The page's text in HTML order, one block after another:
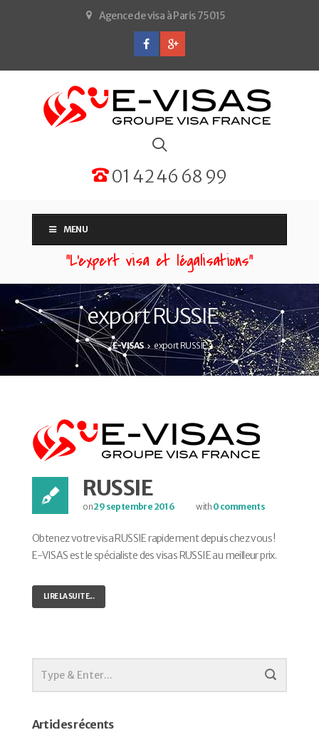
Agence de visa à Paris 75015
01 42 46 68 99
MENU
“L'expert visa et légalisations”
export RUSSIE
E-VISAS export RUSSIE
RUSSIE
on29 septembre 2016 with 0 comments
Obtenez votre visa RUSSIE rapidement depuis chez vous !
E-VISAS est le spécialiste des visas RUSSIE au meilleur prix.
LIRE LA SUITE...
Articles récents